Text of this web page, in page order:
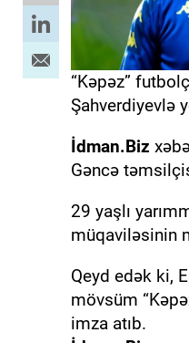
“Kəpəz”
Şahverdiyevlə
İdman.Biz
Gəncə
29 yaşlı
müqaviləsinin
Qeyd edək ki,
mövsüm
imza atıb.